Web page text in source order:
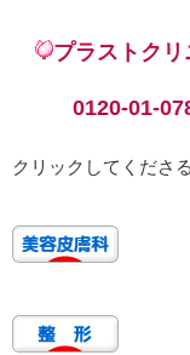
プラストクリ
0120-01-
クリックしてくださ